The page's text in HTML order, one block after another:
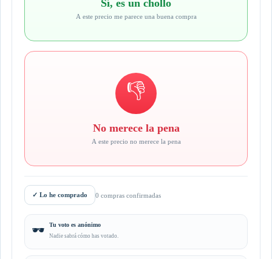
Sí, es un chollo
A este precio me parece una buena compra
👎
No merece la pena
A este precio no merece la pena
✓ Lo he comprado 0 compras confirmadas
🕶️ Tu voto es anónimo
Nadie sabrá cómo has votado.